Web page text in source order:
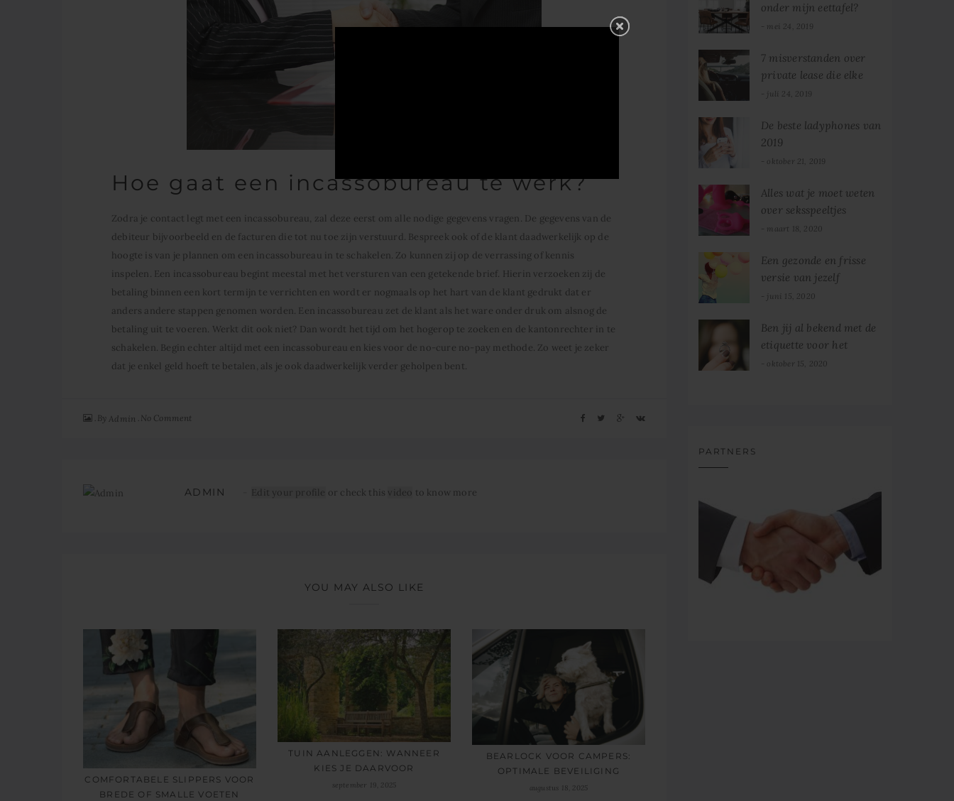
Hoe gaat een incassobureau te werk?
Zodra je contact legt met een incassobureau, zal deze eerst om alle nodige gegevens vragen. De gegevens van de
debiteur bijvoorbeeld en de facturen die tot nu toe zijn verstuurd. Bespreek ook of de klant daadwerkelijk op de
hoogte is van je plannen om een incassobureau in te schakelen. Zo kunnen zij op de verrassing of kennis
inspelen. Een incassobureau begint meestal met het versturen van een getekende brief. Hierin verzoeken zij de
betaling binnen een kort termijn te verrichten en wordt er nogmaals op het hart van de klant gedrukt dat er
anders andere stappen genomen worden. Een incassobureau zet de klant als het ware onder druk om alsnog de
betaling uit te voeren. Werkt dit ook niet? Dan wordt het tijd om het hogerop te zoeken en de kantonrechter in te
schakelen. Begin echter altijd met een incassobureau en kies voor de no-cure no-pay methode. Zo weet je zeker
dat je enkel geld hoeft te betalen, als je ook daadwerkelijk verder geholpen bent.
By Admin No Comment
ADMIN Edit your profile or check this video to know more
YOU MAY ALSO LIKE
COMFORTABELE SLIPPERS VOOR
BREDE OF SMALLE VOETEN
TUIN AANLEGGEN: WANNEER
KIES JE DAARVOOR
september 19, 2025
BEARLOCK VOOR CAMPERS:
OPTIMALE BEVEILIGING
augustus 18, 2025
onder mijn eettafel?
mei 24, 2019
7 misverstanden over
private lease die elke
vrouw zou moeten
juli 24, 2019
De beste ladyphones van
2019
oktober 21, 2019
Alles wat je moet weten
over seksspeeltjes
maart 18, 2020
Een gezonde en frisse
versie van jezelf
juni 15, 2020
Ben jij al bekend met de
etiquette voor het
dragen van een ring?
oktober 15, 2020
PARTNERS